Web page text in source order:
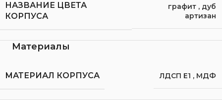
НАЗВАНИЕ ЦВЕТА
КОРПУСА
графит , дуб
артизан
Материалы
МАТЕРИАЛ КОРПУСА ЛДСП Е1 , МДФ